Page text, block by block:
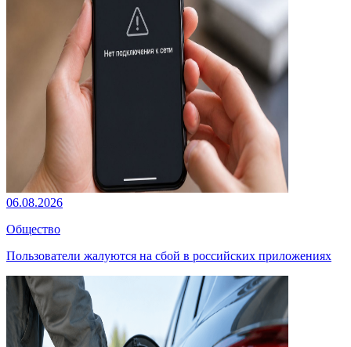
06.08.2026
Общество
Пользователи жалуются на сбой в российских приложениях